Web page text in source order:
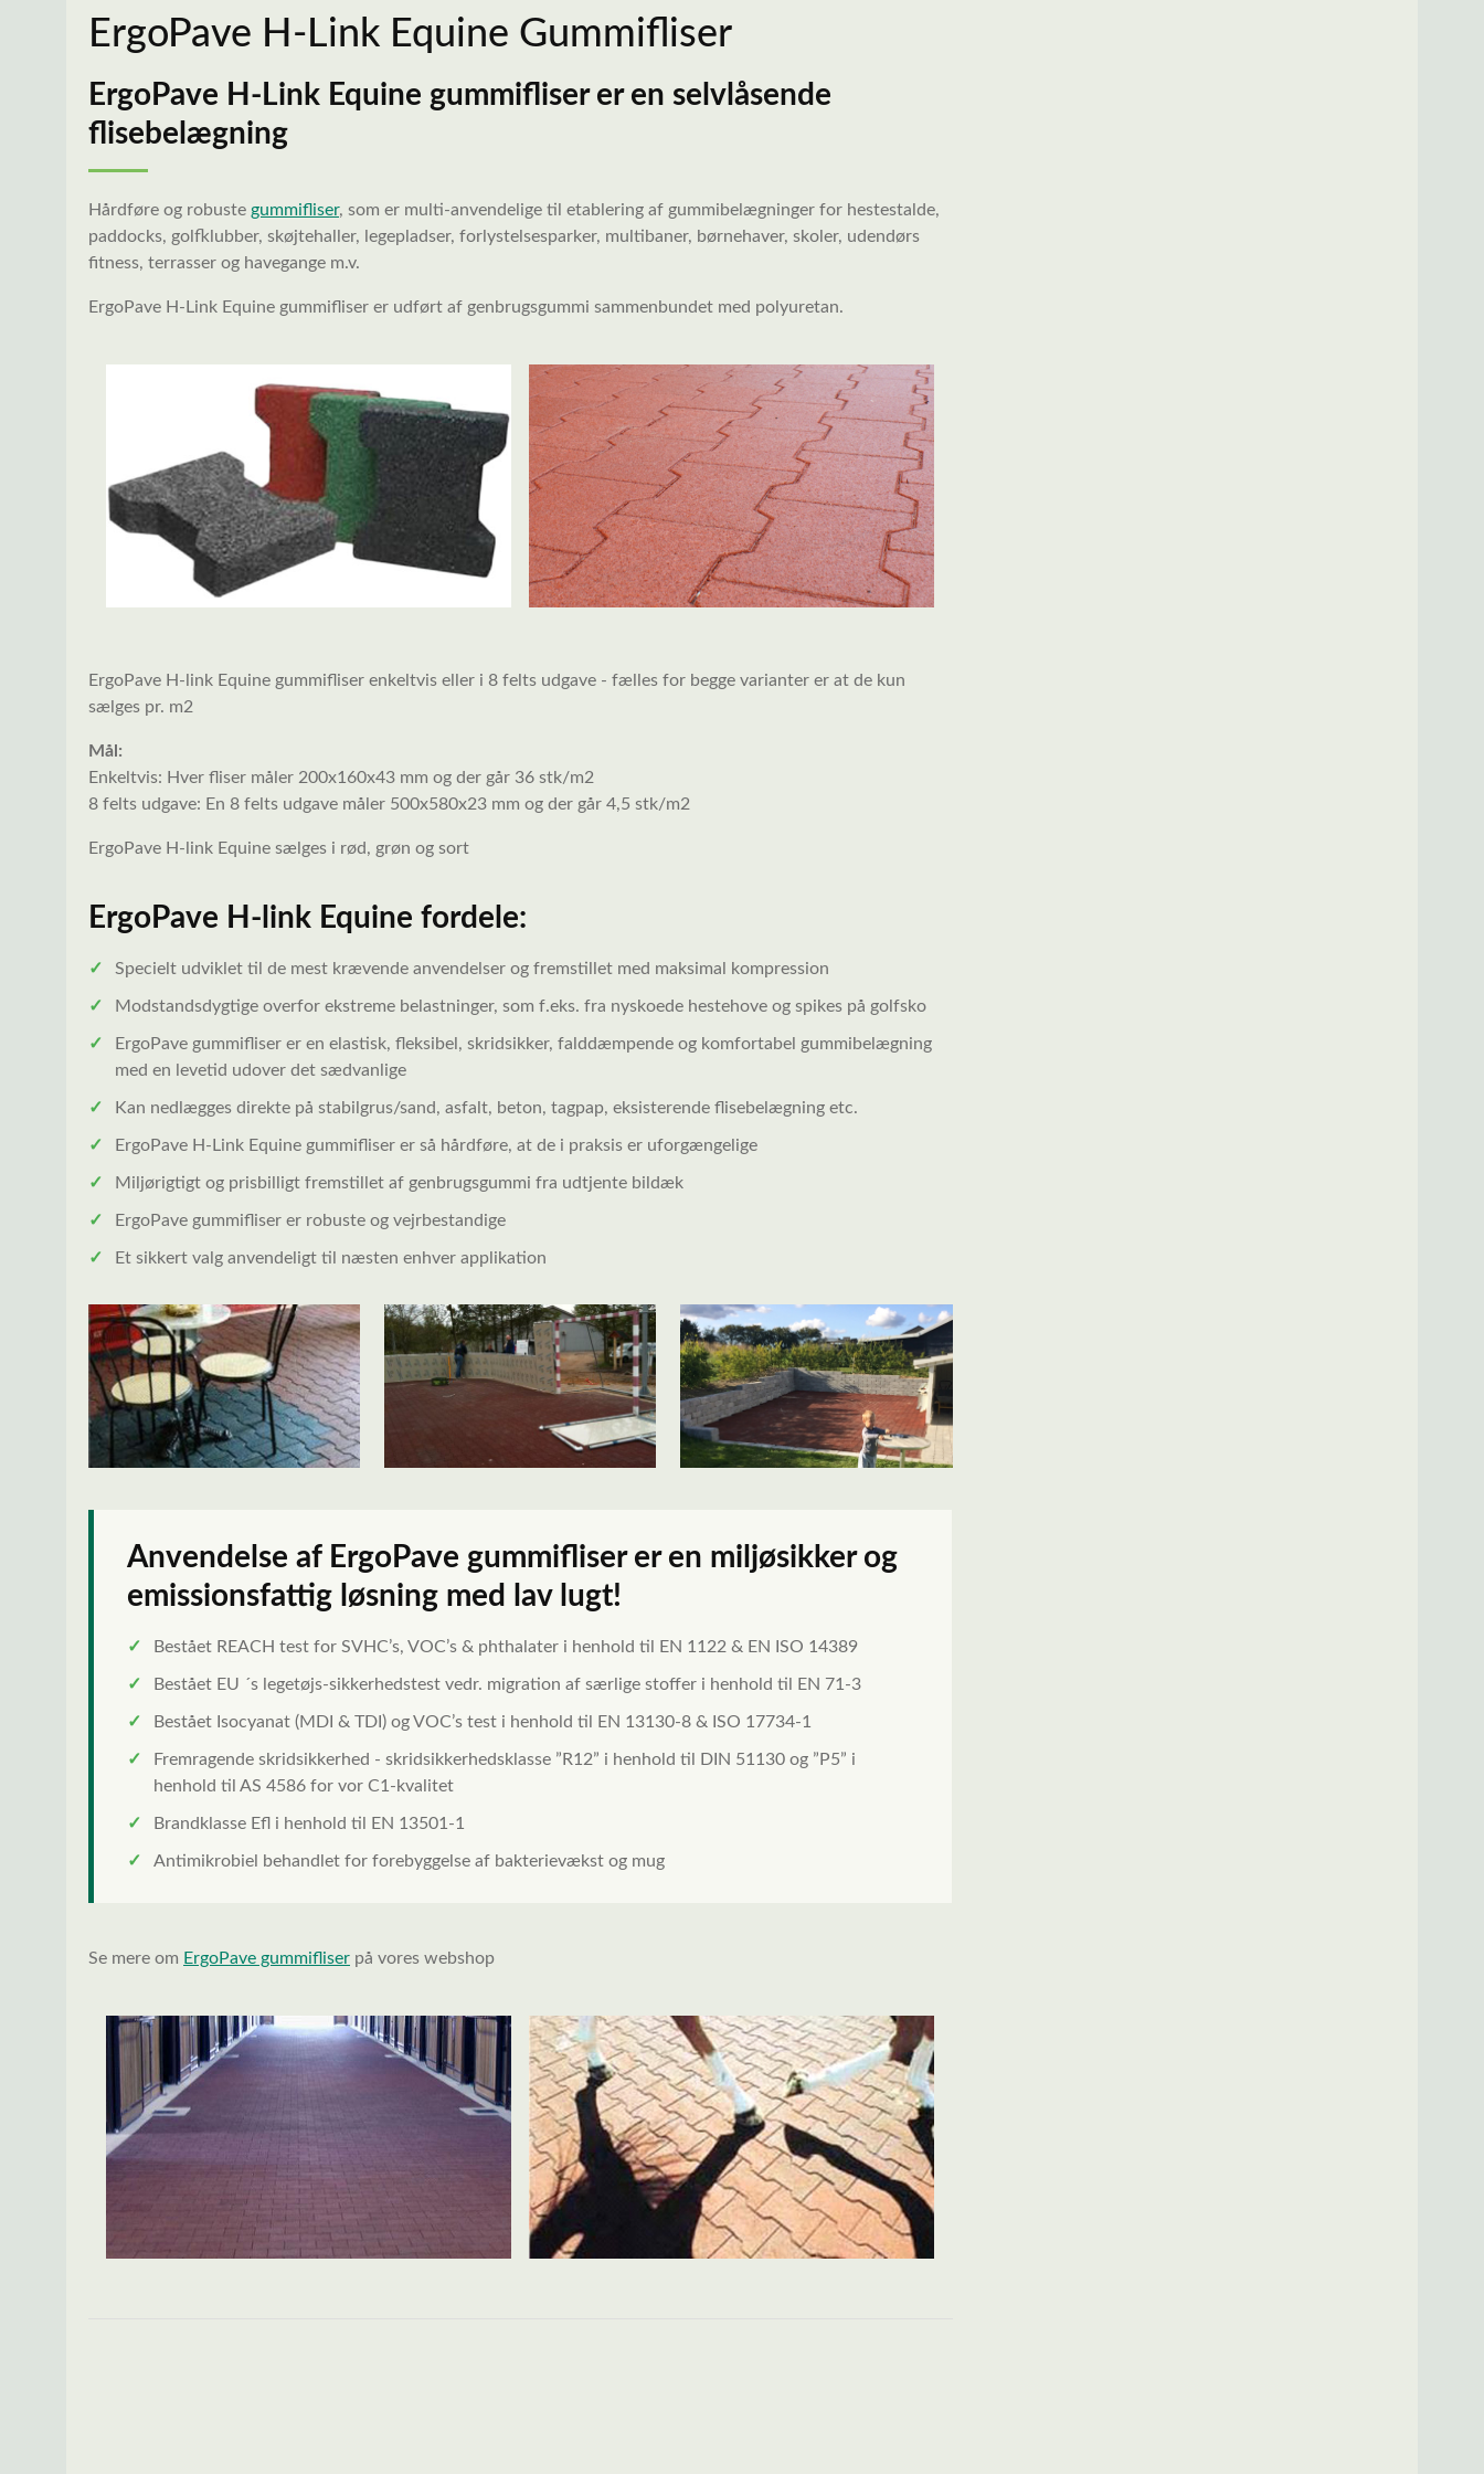
ErgoPave H-Link Equine Gummifliser
ErgoPave H-Link Equine gummifliser er en selvlåsende
flisebelægning
Hårdføre og robuste gummifliser, som er multi-anvendelige til etablering af gummibelægninger for hestestalde,
paddocks, golfklubber, skøjtehaller, legepladser, forlystelsesparker, multibaner, børnehaver, skoler, udendørs
fitness, terrasser og havegange m.v.
ErgoPave H-Link Equine gummifliser er udført af genbrugsgummi sammenbundet med polyuretan.
ErgoPave H-link Equine gummifliser enkeltvis eller i 8 felts udgave - fælles for begge varianter er at de kun
sælges pr. m2
Mål:
Enkeltvis: Hver fliser måler 200x160x43 mm og der går 36 stk/m2
8 felts udgave: En 8 felts udgave måler 500x580x23 mm og der går 4,5 stk/m2
ErgoPave H-link Equine sælges i rød, grøn og sort
ErgoPave H-link Equine fordele:
✓ Specielt udviklet til de mest krævende anvendelser og fremstillet med maksimal kompression
✓ Modstandsdygtige overfor ekstreme belastninger, som f.eks. fra nyskoede hestehove og spikes på golfsko
✓
ErgoPave gummifliser er en elastisk, fleksibel, skridsikker, falddæmpende og komfortabel gummibelægning
med en levetid udover det sædvanlige
✓ Kan nedlægges direkte på stabilgrus/sand, asfalt, beton, tagpap, eksisterende flisebelægning etc.
✓ ErgoPave H-Link Equine gummifliser er så hårdføre, at de i praksis er uforgængelige
✓ Miljørigtigt og prisbilligt fremstillet af genbrugsgummi fra udtjente bildæk
✓ ErgoPave gummifliser er robuste og vejrbestandige
✓ Et sikkert valg anvendeligt til næsten enhver applikation
Anvendelse af ErgoPave gummifliser er en miljøsikker og
emissionsfattig løsning med lav lugt!
✓ Bestået REACH test for SVHC’s, VOC’s & phthalater i henhold til EN 1122 & EN ISO 14389
✓ Bestået EU ´s legetøjs-sikkerhedstest vedr. migration af særlige stoffer i henhold til EN 71-3
✓ Bestået Isocyanat (MDI & TDI) og VOC’s test i henhold til EN 13130-8 & ISO 17734-1
✓
Fremragende skridsikkerhed - skridsikkerhedsklasse ”R12” i henhold til DIN 51130 og ”P5” i
henhold til AS 4586 for vor C1-kvalitet
✓ Brandklasse Efl i henhold til EN 13501-1
✓ Antimikrobiel behandlet for forebyggelse af bakterievækst og mug
Se mere om ErgoPave gummifliser på vores webshop